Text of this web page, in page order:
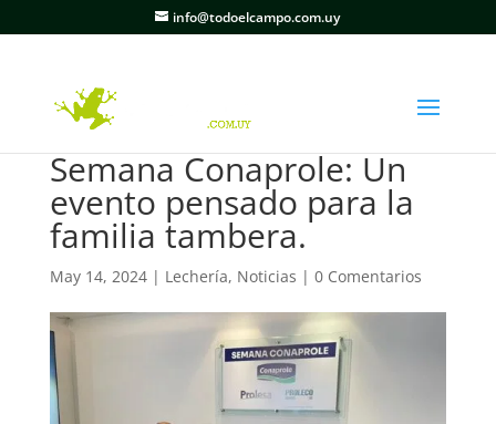
info@todoelcampo.com.uy
Semana Conaprole: Un
evento pensado para la
familia tambera.
May 14, 2024| Lechería, Noticias | 0 Comentarios